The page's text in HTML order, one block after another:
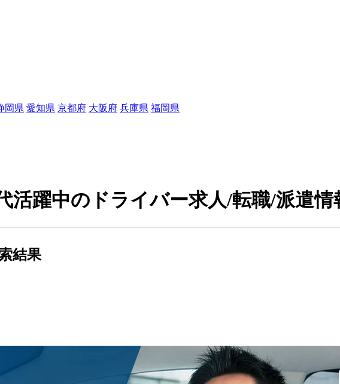
岡県 愛知県 京都府 大阪府 兵庫県 福岡県
活躍中のドライバー求人/転職/派遣情
結果